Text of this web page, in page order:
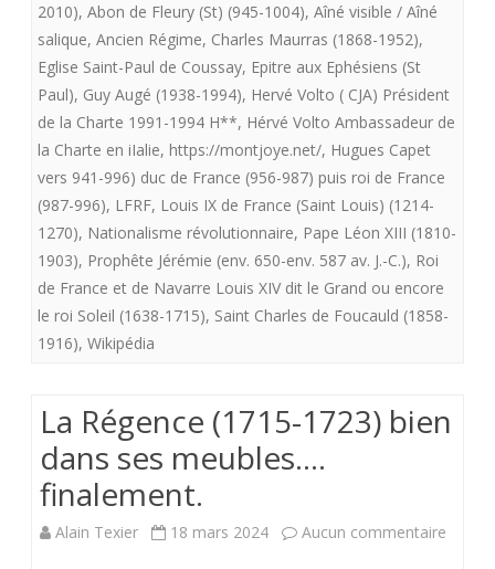
TRADITION
LEGITIMISTE
AUTHENTIQUE
2010), Abon de Fleury (St) (945-1004), Aîné visible / Aîné
salique, Ancien Régime, Charles Maurras (1868-1952),
Eglise Saint-Paul de Coussay, Epitre aux Ephésiens (St
Paul), Guy Augé (1938-1994), Hervé Volto ( CJA) Président
de la Charte 1991-1994 H**, Hérvé Volto Ambassadeur de
la Charte en iIalie, https://montjoye.net/, Hugues Capet
vers 941-996) duc de France (956-987) puis roi de France
(987-996), LFRF, Louis IX de France (Saint Louis) (1214-
1270), Nationalisme révolutionnaire, Pape Léon XIII (1810-
1903), Prophête Jérémie (env. 650-env. 587 av. J.-C.), Roi
de France et de Navarre Louis XIV dit le Grand ou encore
le roi Soleil (1638-1715), Saint Charles de Foucauld (1858-
1916), Wikipédia
La Régence (1715-1723) bien
dans ses meubles….
finalement.
Alain Texier 18 mars 2024 Aucun commentaire